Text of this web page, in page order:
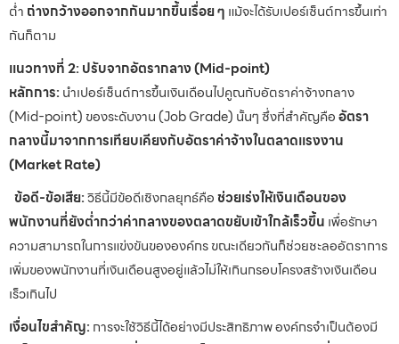
ต่ำ ถ่างกว้างออกจากกันมากขึ้นเรื่อย ๆ แม้จะได้รับเปอร์เซ็นต์การขึ้นเท่า
กันก็ตาม
แนวทางที่ 2: ปรับจากอัตรากลาง (Mid-point)
หลักการ: นำเปอร์เซ็นต์การขึ้นเงินเดือนไปคูณกับอัตราค่าจ้างกลาง
(Mid-point) ของระดับงาน (Job Grade) นั้นๆ ซึ่งที่สำคัญคืออัตรา
กลางนี้มาจากการเทียบเคียงกับอัตราค่าจ้างในตลาดแรงงาน
(Market Rate)
ข้อดี-ข้อเสีย:วิธีนี้มีข้อดีเชิงกลยุทธ์คือช่วยเร่งให้เงินเดือนของ
พนักงานที่ยังต่ำกว่าค่ากลางของตลาดขยับเข้าใกล้เร็วขึ้น เพื่อรักษา
ความสามารถในการแข่งขันขององค์กร ขณะเดียวกันก็ช่วยชะลออัตราการ
เพิ่มของพนักงานที่เงินเดือนสูงอยู่แล้วไม่ให้เกินกรอบโครงสร้างเงินเดือน
เร็วเกินไป
เงื่อนไขสำคัญ: การจะใช้วิธีนี้ได้อย่างมีประสิทธิภาพ องค์กรจำเป็นต้องมี